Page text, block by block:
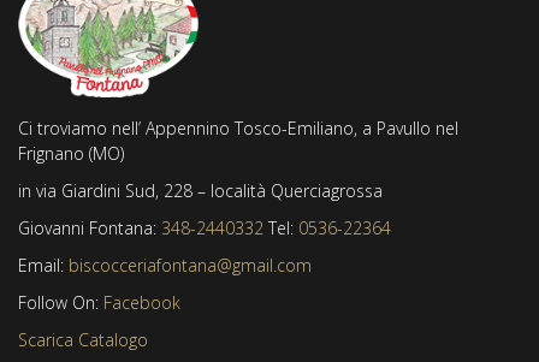
Ci troviamo nell’ Appennino Tosco-Emiliano, a Pavullo nel
Frignano (MO)
in via Giardini Sud, 228 – località Querciagrossa
Giovanni Fontana: 348-2440332 Tel: 0536-22364
Email: biscocceriafontana@gmail.com
Follow On: Facebook
Scarica Catalogo